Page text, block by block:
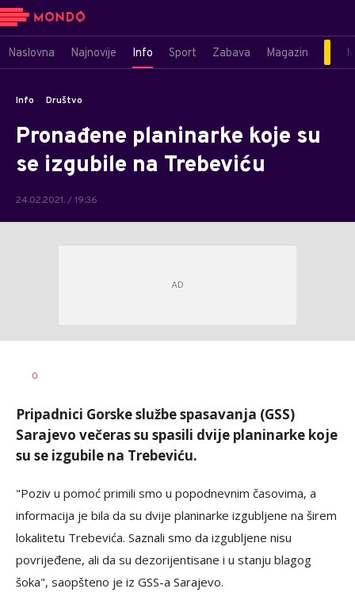
Naslovna Najnovije Info Sport Zabava Magazin
Info Društvo
Pronađene planinarke koje su
se izgubile na Trebeviću
24.02.2021. / 19:36
AUTOR
0
Pripadnici Gorske službe spasavanja (GSS)
Sarajevo večeras su spasili dvije planinarke koje
su se izgubile na Trebeviću.
"Poziv u pomoć primili smo u popodnevnim časovima, a
informacija je bila da su dvije planinarke izgubljene na širem
lokalitetu Trebevića. Saznali smo da izgubljene nisu
povrijeđene, ali da su dezorijentisane i u stanju blagog
šoka", saopšteno je iz GSS-a Sarajevo.